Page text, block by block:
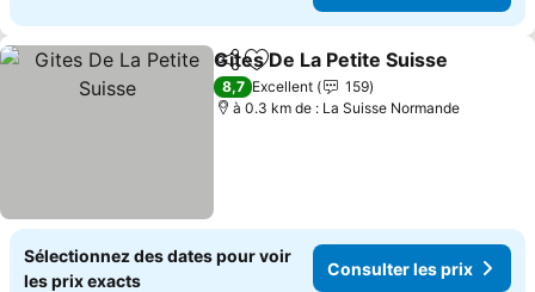
PartagerAjouter à mes favoris
Gites De La Petite Suisse
8,7 Excellent
159
à 0.3 km de : La Suisse Normande
Sélectionnez des dates pour voir
les prix exacts
Consulter les prix